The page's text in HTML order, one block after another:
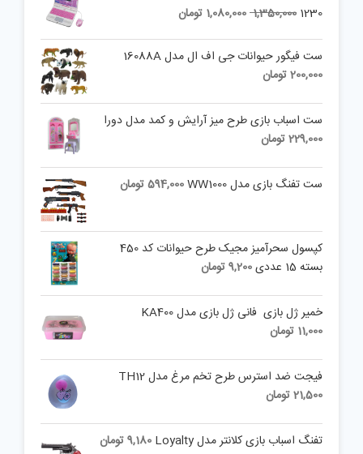
1230
1,350,000
Original
1,350,000 تومان.
1,080,000 تومان
is:
1,080,000 تومان.ست فیگور حیوانات جی اف ال مدل 16088A
200,000تومان
ست اسباب بازی طرح میز آرایش و کمد مدل دورا
229,000تومان
ست تفنگ بازی مدل WW1000 594,000تومان
کپسول سحرآمیز مجیک طرح حیوانات کد 450
بسته 15 عددی
9,200تومان
خمیر ژل بازی فانی ژل بازی مدل KA400
11,000 تومان
فیجت ضد استرس طرح تخم مرغ مدل TH12
21,500تومان
تفنگ اسباب بازی کلانتر مدل Loyalty 9,180تومان